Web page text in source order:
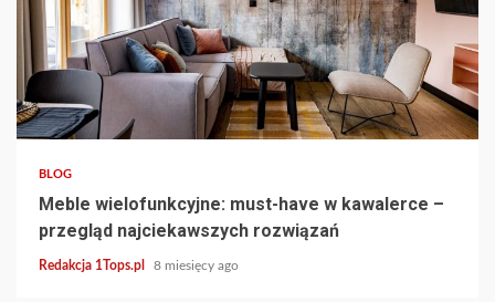
4 min read
BLOG
Meble wielofunkcyjne: must-have w kawalerce –
przegląd najciekawszych rozwiązań
Redakcja 1Tops.pl 8 miesięcy ago